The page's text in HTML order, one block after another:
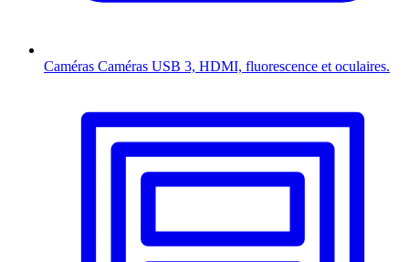
Caméras Caméras USB 3, HDMI, fluorescence et oculaires.